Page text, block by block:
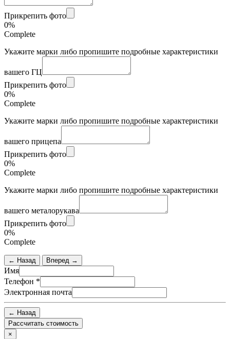
Прикрепить фото
0%
Complete
Укажите марки либо пропишите подробные характеристики
вашего ГЦ
Прикрепить фото
0%
Complete
Укажите марки либо пропишите подробные характеристики
вашего прицепа
Прикрепить фото
0%
Complete
Укажите марки либо пропишите подробные характеристики
вашего металорукава
Прикрепить фото
0%
Complete
← Назад Вперед →
Имя
Телефон *
Электронная почта
← Назад
×